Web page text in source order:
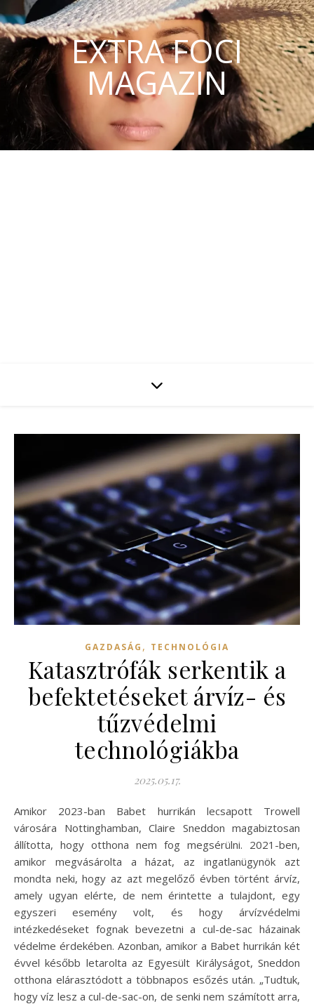
EXTRA FOCI
MAGAZIN
GAZDASÁG , TECHNOLÓGIA
Katasztrófák serkentik a
befektetéseket árvíz- és
tűzvédelmi
technológiákba
2025.05.17.
Amikor 2023-ban Babet hurrikán lecsapott Trowell
városára Nottinghamban, Claire Sneddon magabiztosan
állította, hogy otthona nem fog megsérülni. 2021-ben,
amikor megvásárolta a házat, az ingatlanügynök azt
mondta neki, hogy az azt megelőző évben történt árvíz,
amely ugyan elérte, de nem érintette a tulajdont, egy
egyszeri esemény volt, és hogy árvízvédelmi
intézkedéseket fognak bevezetni a cul-de-sac házainak
védelme érdekében. Azonban, amikor a Babet hurrikán két
évvel később letarolta az Egyesült Királyságot, Sneddon
otthona elárasztódott a többnapos esőzés után. „Tudtuk,
hogy víz lesz a cul-de-sac-on, de senki nem számított arra,